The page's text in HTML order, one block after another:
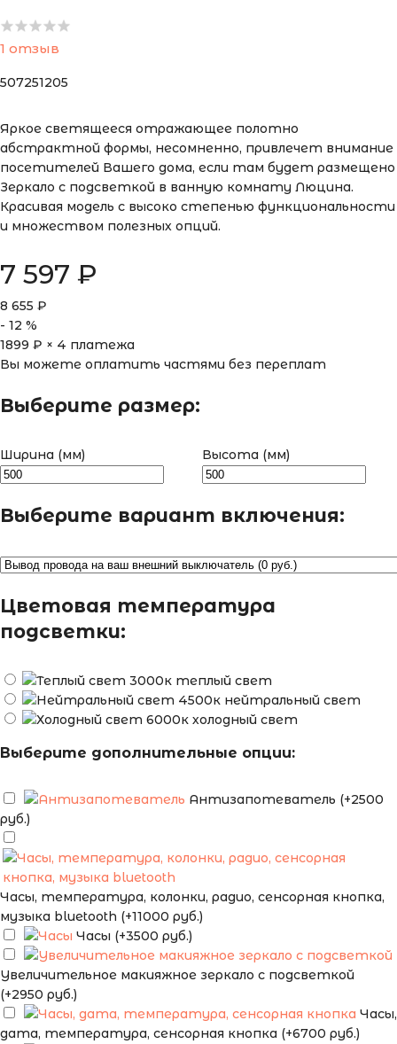
1 отзыв
507251205
Яркое светящееся отражающее полотно
абстрактной формы, несомненно, привлечет внимание
посетителей Вашего дома, если там будет размещено
Зеркало с подсветкой в ванную комнату Люцина.
Красивая модель с высоко степенью функциональности
и множеством полезных опций.
7 597 ₽
8 655 ₽
- 12 %
1899 ₽ × 4 платежа
Вы можете оплатить частями без переплат
Выберите размер:
Ширина (мм) Высота (мм)
Выберите вариант включения:
Цветовая температура
подсветки:
теплый свет
нейтральный свет
холодный свет
Выберите дополнительные опции:
Антизапотеватель (+2500
руб.)
Часы, температура, колонки, радио, сенсорная кнопка,
музыка bluetooth (+11000 руб.)
Часы (+3500 руб.)
Увеличительное макияжное зеркало с подсветкой
(+2950 руб.)
Часы,
дата, температура, сенсорная кнопка (+6700 руб.)